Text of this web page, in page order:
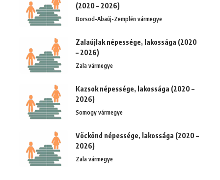
(2020 – 2026)
Borsod-Abaúj-Zemplén vármegye
Zalaújlak népessége, lakossága (2020
– 2026)
Zala vármegye
Kazsok népessége, lakossága (2020 –
2026)
Somogy vármegye
Vöckönd népessége, lakossága (2020 –
2026)
Zala vármegye